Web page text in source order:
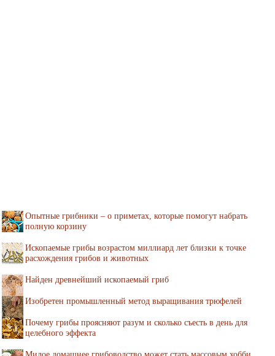
Опытные грибники – о приметах, которые помогут набрать
полную корзину
Ископаемые грибы возрастом миллиард лет близки к точке
расхождения грибов и животных
Найден древнейший ископаемый гриб
Изобретен промышленный метод выращивания трюфелей
Почему грибы проясняют разум и сколько съесть в день для
целебного эффекта